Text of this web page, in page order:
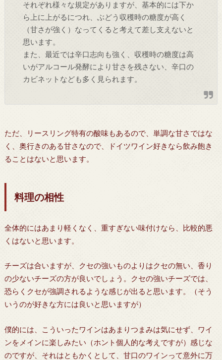
それぞれ様々な規定がありますが、基本的には下か
ら上に上がるにつれ、ぶどう収穫時の糖度が高く
（甘さが強く）なってくると考えて差し支えないと
思います。
また、最近では辛口志向も強く、収穫時の糖度は高
いがアルコール発酵により甘さを残さない、辛口の
カビネットなども多く見られます。
ただ、リースリング特有の酸味もあるので、単調な甘さではな
く、奥行きのある甘さなので、ドイツワイン好きなら飲み飽き
ることはないと思います。
料理の相性
全体的にはあまり軽くなく、重すぎない味付けなら、比較的悪
くはないと思います。
チーズは合いますが、クセの強いものよりはクセの無い、香り
の少ないチーズの方が良いでしょう。クセの強いチーズでは、
恐らくクセが強調されるような感じが出ると思います。（そう
いうのが好きな方には良いと思いますが）
僕的には、こういったワインはあまりつまみは気にせず、ワイ
ンをメインに楽しみたい（ホント個人的な考えですが）感じな
のですが、それはともかくとして、甘口のワインって意外に万